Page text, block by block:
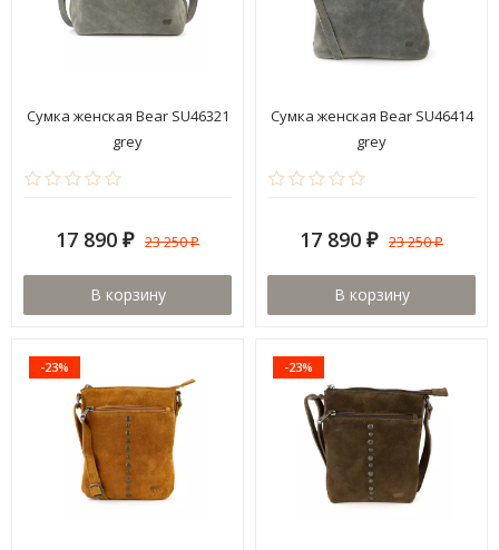
Сумка женская Bear SU46321
grey
17 890 ₽ 23 250₽
В корзину
Сумка женская Bear SU46414
grey
17 890 ₽ 23 250₽
В корзину
-23% -23%